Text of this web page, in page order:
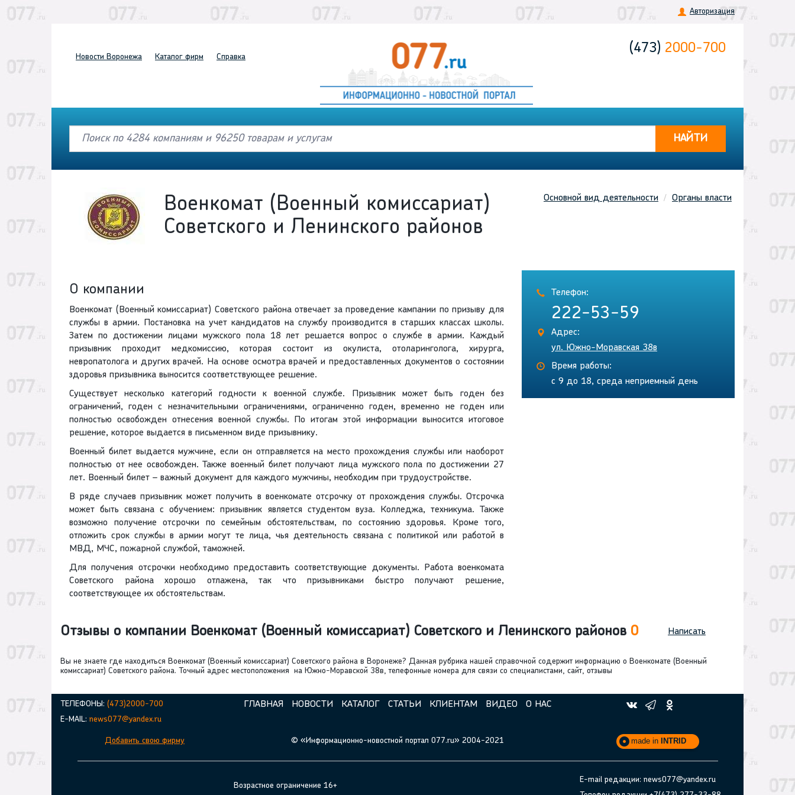
Авторизация
Новости Воронежа Каталог фирм Справка
(473) 2000-700
НАЙТИ
Основной вид деятельности Органы власти
Военкомат (Военный комиссариат)
Советского и Ленинского районов
О компании
Военкомат (Военный комиссариат) Советского района отвечает за проведение кампании по призыву для
службы в армии. Постановка на учет кандидатов на службу производится в старших классах школы.
Затем по достижении лицами мужского пола 18 лет решается вопрос о службе в армии. Каждый
призывник проходит медкомиссию, которая состоит из окулиста, отоларинголога, хирурга,
невропатолога и других врачей. На основе осмотра врачей и предоставленных документов о состоянии
здоровья призывника выносится соответствующее решение.
Существует несколько категорий годности к военной службе. Призывник может быть годен без
ограничений, годен с незначительными ограничениями, ограниченно годен, временно не годен или
полностью освобожден отнесения военной службы. По итогам этой информации выносится итоговое
решение, которое выдается в письменном виде призывнику.
Военный билет выдается мужчине, если он отправляется на место прохождения службы или наоборот
полностью от нее освобожден. Также военный билет получают лица мужского пола по достижении 27
лет. Военный билет – важный документ для каждого мужчины, необходим при трудоустройстве.
В ряде случаев призывник может получить в военкомате отсрочку от прохождения службы. Отсрочка
может быть связана с обучением: призывник является студентом вуза. Колледжа, техникума. Также
возможно получение отсрочки по семейным обстоятельствам, по состоянию здоровья. Кроме того,
отложить срок службы в армии могут те лица, чья деятельность связана с политикой или работой в
МВД, МЧС, пожарной службой, таможней.
Для получения отсрочки необходимо предоставить соответствующие документы. Работа военкомата
Советского района хорошо отлажена, так что призывниками быстро получают решение,
соответствующее их обстоятельствам.
Телефон:
222-53-59
Адрес:
ул. Южно-Моравская 38в
Время работы:
с 9 до 18, среда неприемный день
Отзывы о компании Военкомат (Военный комиссариат) Советского и Ленинского районов 0 Написать
Вы не знаете где находиться Военкомат (Военный комиссариат) Советского района в Воронеже? Данная рубрика нашей справочной содержит информацию о Военкомате (Военный
комиссариат) Советского района. Точный адрес местоположения на Южно-Моравской 38в, телефонные номера для связи со специалистами, сайт, отзывы
ТЕЛЕФОНЫ: (473)2000-700
E-MAIL: news077@yandex.ru
Добавить свою фирму
ГЛАВНАЯ НОВОСТИ КАТАЛОГ СТАТЬИ КЛИЕНТАМ ВИДЕО О НАС
© «Информационно-новостной портал 077.ru» 2004-2021 made in INTRID
Возрастное ограничение 16+
E-mail редакции: news077@yandex.ru